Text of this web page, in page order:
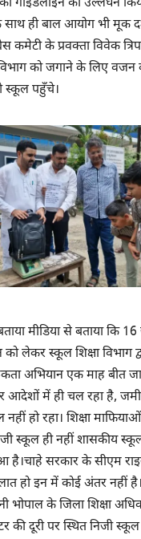
का उल्लघंन
साथ ही बाल आयोग भी मूक
कमेटी के प्रवक्ता विवेक
को जगाने के लिए वजन
स्कूल पहुँचे।
मीडिया से बताया कि
लेकर स्कूल शिक्षा विभाग
अभियान एक माह बीत
में ही चल रहा है,
हो रहा। शिक्षा
स्कूल ही नहीं शासकीय
है।चाहे सरकार के सीएम
हो इन में कोई अंतर नहीं
भोपाल के जिला शिक्षा
की दूरी पर स्थित निजी